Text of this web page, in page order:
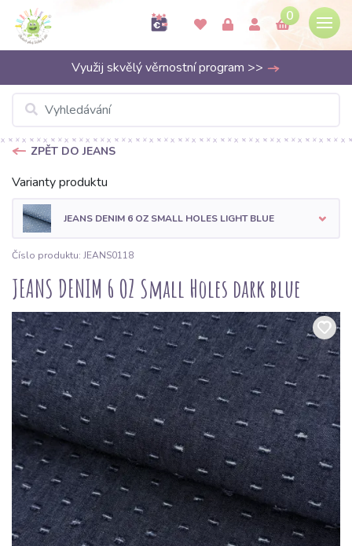
0
Využij skvělý věrnostní program >>
ZPĚT DO JEANS
Varianty produktu
JEANS DENIM 6 OZ SMALL HOLES LIGHT BLUE
Číslo produktu: JEANS0118
JEANS DENIM 6 OZ Small Holes dark blue